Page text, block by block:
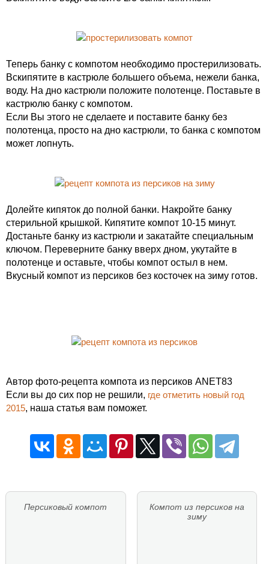
Теперь банку с компотом необходимо простерилизовать.
Вскипятите в кастрюле большего объема, нежели банка,
воду. На дно кастрюли положите полотенце. Поставьте в
кастрюлю банку с компотом.
Если Вы этого не сделаете и поставите банку без
полотенца, просто на дно кастрюли, то банка с компотом
может лопнуть.
Долейте кипяток до полной банки. Накройте банку
стерильной крышкой. Кипятите компот 10-15 минут.
Достаньте банку из кастрюли и закатайте специальным
ключом. Переверните банку вверх дном, укутайте в
полотенце и оставьте, чтобы компот остыл в нем.
Вкусный компот из персиков без косточек на зиму готов.
Автор фото-рецепта компота из персиков ANET83
Если вы до сих пор не решили, где отметить новый год
2015, наша статья вам поможет.
Персиковый компот
Компот из персиков на
зиму